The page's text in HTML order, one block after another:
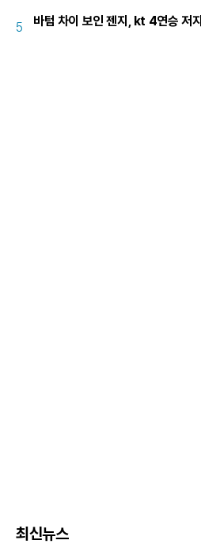
5 바텀 차이 보인 젠지, kt 4연승 저지
최신뉴스